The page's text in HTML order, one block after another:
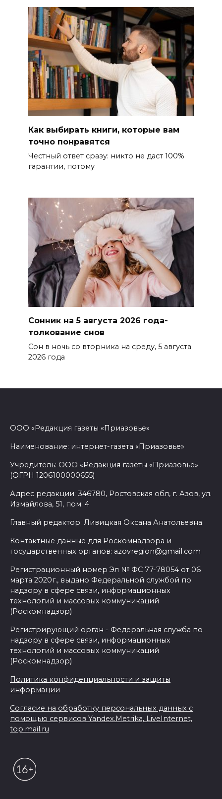
Как выбирать книги, которые вам
точно понравятся
Честный ответ сразу: никто не даст 100%
гарантии, потому
Сонник на 5 августа 2026 года-
толкование снов
Сон в ночь со вторника на среду, 5 августа
2026 года
ООО «Редакция газеты «Приазовье»
Наименование: интернет-газета «Приазовье»
Учредитель: ООО «Редакция газеты «Приазовье»
(ОГРН 1206100000655)
Адрес редакции: 346780, Ростовская обл, г. Азов, ул.
Измайлова, 51, пом. 4
Главный редактор: Ливицкая Оксана Анатольевна
Контактные данные для Роскомнадзора и
государственных органов: azovregion@gmail.com
Регистрационный номер Эл № ФС 77-78054 от 06
марта 2020г., выдано Федеральной службой по
надзору в сфере связи, информационных
технологий и массовых коммуникаций
(Роскомнадзор)
Регистрирующий орган - Федеральная служба по
надзору в сфере связи, информационных
технологий и массовых коммуникаций
(Роскомнадзор)
Политика конфиденциальности и защиты
информации
Согласие на обработку персональных данных с
помощью сервисов Yandex.Metrika, LiveInternet,
top.mail.ru